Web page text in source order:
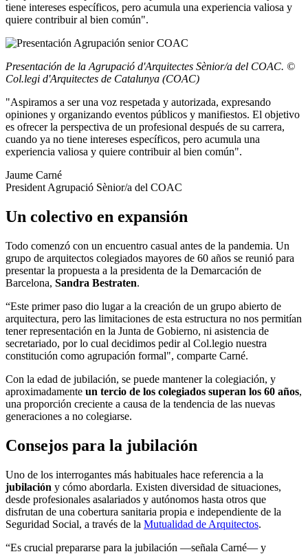
tiene intereses específicos, pero acumula una experiencia valiosa y
quiere contribuir al bien común".
Presentación de la Agrupació d'Arquitectes Sènior/a del COAC. ©
Col.legi d'Arquitectes de Catalunya (COAC)
"Aspiramos a ser una voz respetada y autorizada, expresando
opiniones y organizando eventos públicos y manifiestos. El objetivo
es ofrecer la perspectiva de un profesional después de su carrera,
cuando ya no tiene intereses específicos, pero acumula una
experiencia valiosa y quiere contribuir al bien común".
Jaume Carné
President Agrupació Sènior/a del COAC
Un colectivo en expansión
Todo comenzó con un encuentro casual antes de la pandemia. Un
grupo de arquitectos colegiados mayores de 60 años se reunió para
presentar la propuesta a la presidenta de la Demarcación de
Barcelona, Sandra Bestraten.
“Este primer paso dio lugar a la creación de un grupo abierto de
arquitectura, pero las limitaciones de esta estructura no nos permitían
tener representación en la Junta de Gobierno, ni asistencia de
secretariado, por lo cual decidimos pedir al Col.legio nuestra
constitución como agrupación formal", comparte Carné.
Con la edad de jubilación, se puede mantener la colegiación, y
aproximadamente un tercio de los colegiados superan los 60 años,
una proporción creciente a causa de la tendencia de las nuevas
generaciones a no colegiarse.
Consejos para la jubilación
Uno de los interrogantes más habituales hace referencia a la
jubilación y cómo abordarla. Existen diversidad de situaciones,
desde profesionales asalariados y autónomos hasta otros que
disfrutan de una cobertura sanitaria propia e independiente de la
Seguridad Social, a través de la Mutualidad de Arquitectos.
“Es crucial prepararse para la jubilación —señala Carné— y